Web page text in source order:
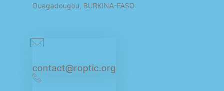
Ouagadougou, BURKINA-FASO
contact@roptic.org